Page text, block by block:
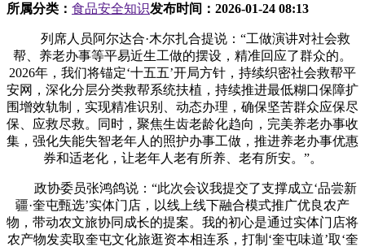
所属分类： 食品安全知识发布时间： 2026-01-24 08:13
列席人员阿尔达合·木尔扎合提说：“工做演讲对社会救
帮、养老办事等平易近生工做的摆设，精准回应了群众的。
2026年，我们将锚定‘十五五’开局方针，持续织密社会救帮平
安网，深化分层分类救帮系统扶植，持续推进最低糊口保障扩
围增效轨制，实现精准识别、动态办理，确保坚苦群众应保尽
保、应救尽救。同时，聚焦生齿老龄化趋向，完美养老办事收
集，强化失能失智老年人的照护办事工做，推进养老办事优惠
券和适老化，让老年人老有所养、老有所安。”。
政协委员张鸿鸽说：“此次会议我提交了支撑成立‘品尝新
疆·奎屯甄选’实体门店，以线上线下融合模式推广优良农产
物，带动农文旅协同成长的提案。我的初心是通过实体门店将
农产物发卖取奎屯文化旅逛资本相连系，打制‘奎屯味道’取‘奎